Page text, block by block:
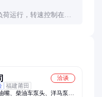
荷运行，转速控制在标
洽谈
福建莆田
嘴、柴油车泵头、洋马泵